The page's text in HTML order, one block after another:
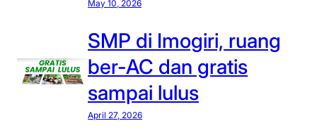
May 10, 2026
SMP di Imogiri, ruang
ber-AC dan gratis
sampai lulus
April 27, 2026